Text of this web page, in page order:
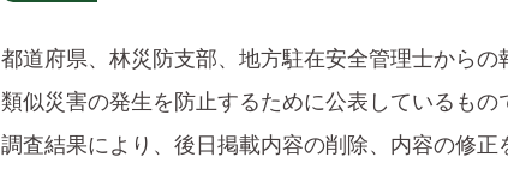
都道府県、林災防支部、地方駐在安全管理士からの
類似災害の発生を防止するために公表しているもの
調査結果により、後日掲載内容の削除、内容の修正